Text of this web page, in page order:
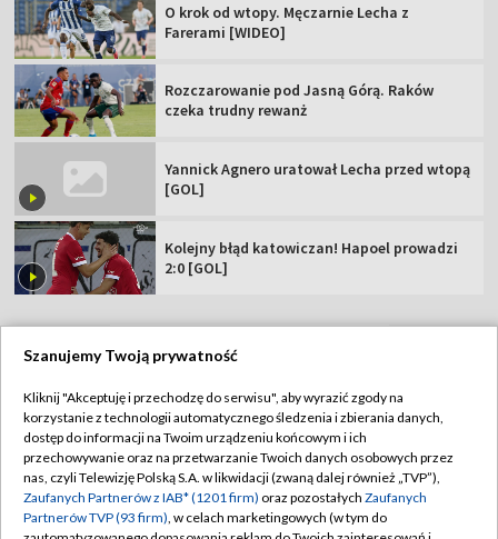
O krok od wtopy. Męczarnie Lecha z
Farerami [WIDEO]
Rozczarowanie pod Jasną Górą. Raków
czeka trudny rewanż
Yannick Agnero uratował Lecha przed wtopą
[GOL]
Kolejny błąd katowiczan! Hapoel prowadzi
2:0 [GOL]
TVP
Abonament TVP
Sklep TVP
Biuro Reklamy
Oferta Handlowa
Regulamin TVP
Polityka prywatności
Moje zgody
Biuro reklamy
Szanujemy Twoją prywatność
Kliknij "Akceptuję i przechodzę do serwisu", aby wyrazić zgody na
korzystanie z technologii automatycznego śledzenia i zbierania danych,
dostęp do informacji na Twoim urządzeniu końcowym i ich
przechowywanie oraz na przetwarzanie Twoich danych osobowych przez
nas, czyli Telewizję Polską S.A. w likwidacji (zwaną dalej również „TVP”),
Zaufanych Partnerów z IAB* (1201 firm) oraz pozostałych Zaufanych
Partnerów TVP (93 firm), w celach marketingowych (w tym do